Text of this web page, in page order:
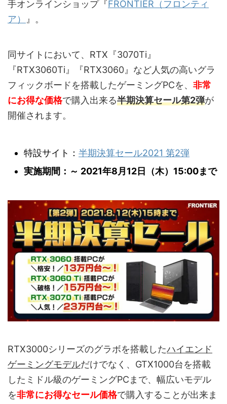
手オンラインショップ『FRONTIER（フロンティ
ア） 』。
同サイトにおいて、RTX『3070Ti』
『RTX3060Ti』『RTX3060』など人気の高いグラ
フィックボードを搭載したゲーミングPCを、 非常
にお得な価格で購入出来る半期決算セール第2弾が
開催されます。
特設サイト： 半期決算セール2021 第2弾
実施期間：～ 2021年8月12日（木）15:00まで
RTX3000シリーズのグラボを搭載したハイエンド
ゲーミングモデルだけでなく、GTX1000台を搭載
したミドル級のゲーミングPCまで、幅広いモデル
を非常にお得なセール価格で購入することが出来ま